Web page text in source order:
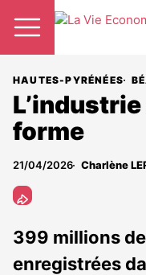
HAUTES-PYRÉNÉES
forme
21/04/2026 Charlène
399 millions
enregistrées